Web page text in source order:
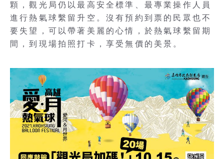
顆，觀光局仍以最高安全標準、最專業操作人員
進行熱氣球繫留升空。沒有預約到票的民眾也不
要失望，可以帶著美麗的心情，於熱氣球繫留期
間，到現場拍照打卡，享受無價的美景。